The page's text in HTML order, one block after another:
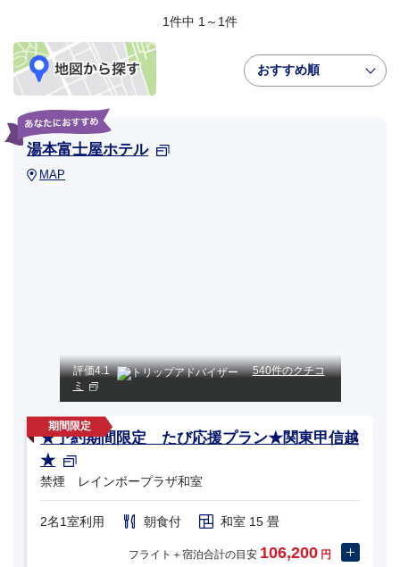
1件中 1～1件
おすすめ順
湯本富士屋ホテル
MAP
評価4.1
540件のクチコ
ミ
★予約期間限定 たび応援プラン★関東甲信越
★
禁煙 レインボープラザ和室
2名1室利用 朝食付 和室 15 畳
フライト＋宿泊合計の目安 106,200 円